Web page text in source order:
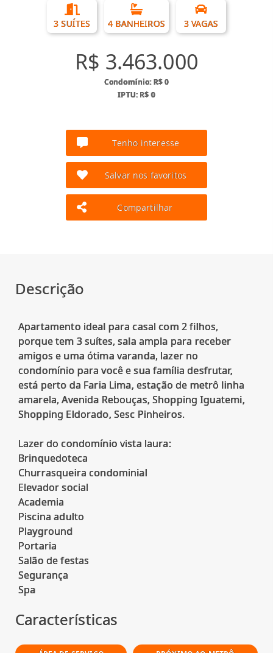
3 SUÍTES 4 BANHEIROS 3 VAGAS
R$ 3.463.000
Condomínio: R$ 0
IPTU: R$ 0
Tenho interesse
Salvar nos favoritos
Compartilhar
Descrição
Apartamento ideal para casal com 2 filhos,
porque tem 3 suítes, sala ampla para receber
amigos e uma ótima varanda, lazer no
condomínio para você e sua família desfrutar,
está perto da Faria Lima, estação de metrô linha
amarela, Avenida Rebouças, Shopping Iguatemi,
Shopping Eldorado, Sesc Pinheiros.
Lazer do condomínio vista laura:
Brinquedoteca
Churrasqueira condominial
Elevador social
Academia
Piscina adulto
Playground
Portaria
Salão de festas
Segurança
Características